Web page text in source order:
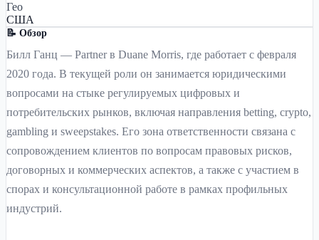
Гео
США
📝 Обзор
Билл Ганц — Partner в Duane Morris, где работает с февраля
2020 года. В текущей роли он занимается юридическими
вопросами на стыке регулируемых цифровых и
потребительских рынков, включая направления betting, crypto,
gambling и sweepstakes. Его зона ответственности связана с
сопровождением клиентов по вопросам правовых рисков,
договорных и коммерческих аспектов, а также с участием в
спорах и консультационной работе в рамках профильных
индустрий.